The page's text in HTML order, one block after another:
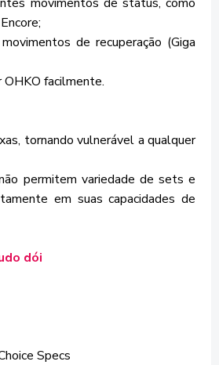
de recuperação (Giga
OHKO facilmente.
tornando vulnerável a qualquer
permitem variedade de sets e
em suas capacidades de
dói
Specs